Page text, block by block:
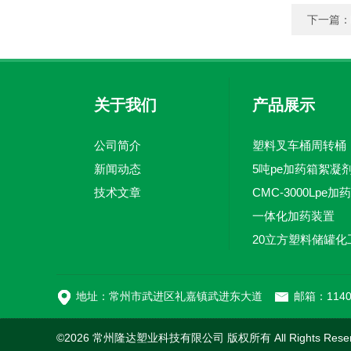
下一篇：
关于我们
公司简介
新闻动态
技术文章
产品展示
塑料叉车桶周转桶
一体化加药装置
地址：常州市武进区礼嘉镇武进东大道 邮箱：
©2026 常州隆达塑业科技有限公司 版权所有 All Rights